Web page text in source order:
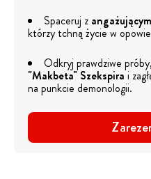
Spaceruj z
którzy tchną życie w
Odkryj prawdziwe
"Makbeta" Szekspirai
na punkcie demonologii.